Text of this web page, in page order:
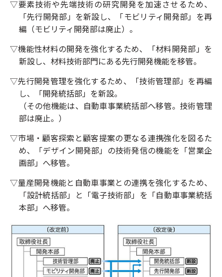
▽要素技術や先端技術の研究開発を加速させるため、
「先行開発部」を新設し、「モビリティ開発部」を再
編（モビリティ開発部は廃止）。
▽機能性材料の開発を強化するため、「材料開発部」を
新設し、材料技術部門にある先行開発機能を移管。
▽先行開発管理を強化するため、「技術管理部」を再編
し、「開発統括部」を新設。
（その他機能は、自動車事業統括部へ移管。技術管理
部は廃止。）
▽市場・顧客探索と顧客提案の更なる連携強化を図るた
め、「デザイン開発部」の技術発信の機能を「営業企
画部」へ移管。
▽量産開発機能と自動車事業との連携を強化するため、
「設計統括部」と「電子技術部」を「自動車事業統括
本部」へ移管。